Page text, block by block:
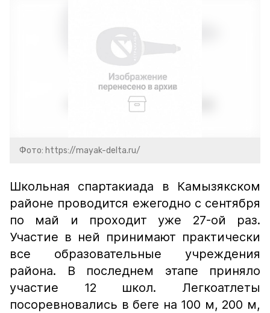
Фото: https://mayak-delta.ru/
Школьная спартакиада в Камызякском
районе проводится ежегодно с сентября
по май и проходит уже 27-ой раз.
Участие в ней принимают практически
все образовательные учреждения
района. В последнем этапе приняло
участие 12 школ. Легкоатлеты
посоревновались в беге на 100 м, 200 м,